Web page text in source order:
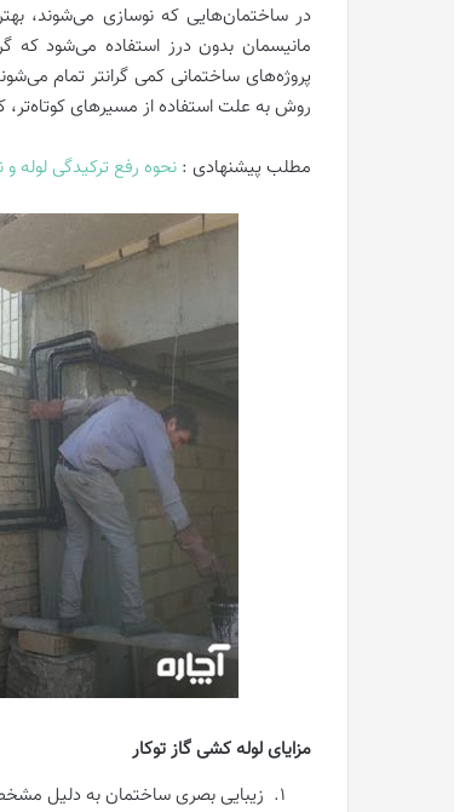
در ساختمان‌هایی که نوسازی می‌شوند،
مانیسمان بدون درز استفاده می‌شود که
پروژه‌های ساختمانی کمی گرانتر تمام
روش به علت استفاده از مسیرهای
مطلب پیشنهادی : نحوه رفع ترکیدگی لوله
مزایای لوله کشی گاز توکار
زیبایی بصری ساختمان به دلیل